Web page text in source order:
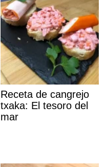
Receta de cangrejo
txaka: El tesoro del
mar